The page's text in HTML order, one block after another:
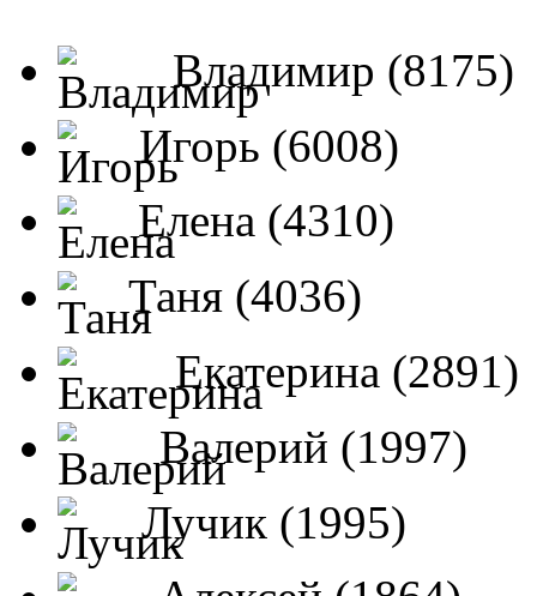
Владимир (8175)
Игорь (6008)
Елена (4310)
Таня (4036)
Екатерина (2891)
Валерий (1997)
Лучик (1995)